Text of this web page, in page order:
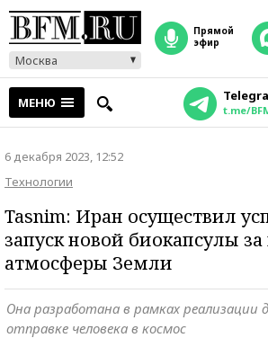
Москва
прямой
эфир
МЕНЮ t.me/
6 декабря 2023, 12:52
Технологии
Tasnim: Иран осуществил
запуск новой биокапсулы
атмосферы Земли
Она разработана в рамках
отправке человека в космос